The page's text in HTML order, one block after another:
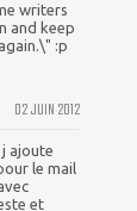
writers
and keep
:p
02 JUIN 2012
j ajoute
le mail
et